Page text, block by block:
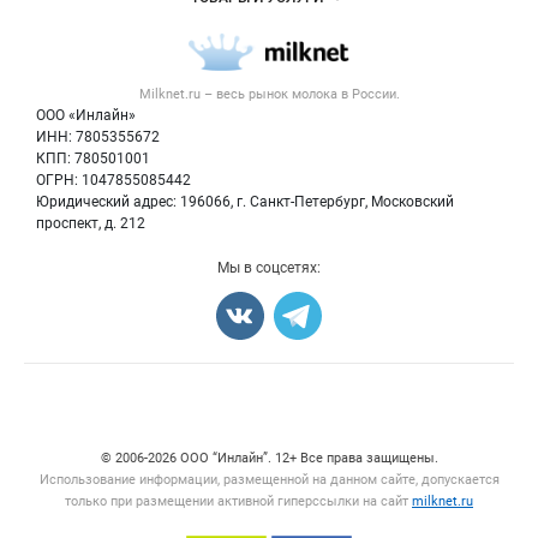
Milknet.ru – весь рынок молокав России.
ООО «Инлайн»
ИНН: 7805355672
КПП: 780501001
ОГРН: 1047855085442
Юридический адрес: 196066, г. Санкт-Петербург, Московский
проспект, д. 212
Размещение рекламы
Публичная оферта
Контактная информация
Политика обработки персональных данных
Новости рынка
Молочная продукция
Вторичное сырье
Оборудование
Мы в соцсетях:
© 2006‑2026 ООО “Инлайн”. 12+ Все права защищены.
Использование информации, размещенной на данном сайте, допускается
только при размещении активной гиперссылки на сайт milknet.ru